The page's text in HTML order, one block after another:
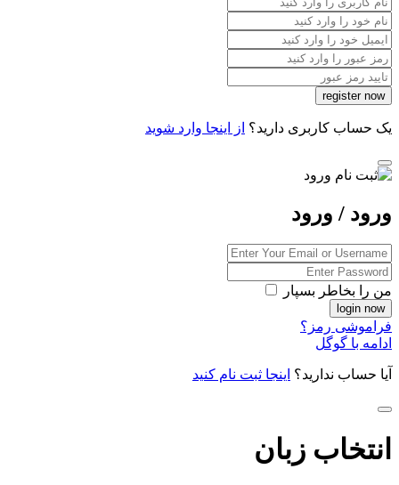
یک حساب کاربری دارید؟ از اینجا وارد شوید
ورود / ورود
من را بخاطر بسپار
فراموشی رمز؟
ادامه با گوگل
آیا حساب ندارید؟ اینجا ثبت نام کنید
انتخاب زبان